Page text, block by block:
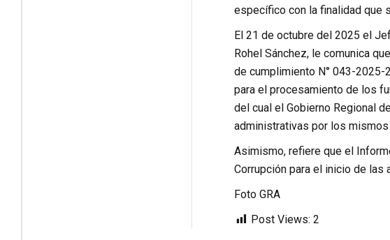
específico con la finalidad que
El 21 de octubre del 2025 el
Rohel Sánchez, le comunica
de cumplimiento N° 043-2025-
para el procesamiento de los
del cual el Gobierno Regional
administrativas por los
Asimismo, refiere que el
Corrupción para el inicio de
Foto GRA
Post Views: 2